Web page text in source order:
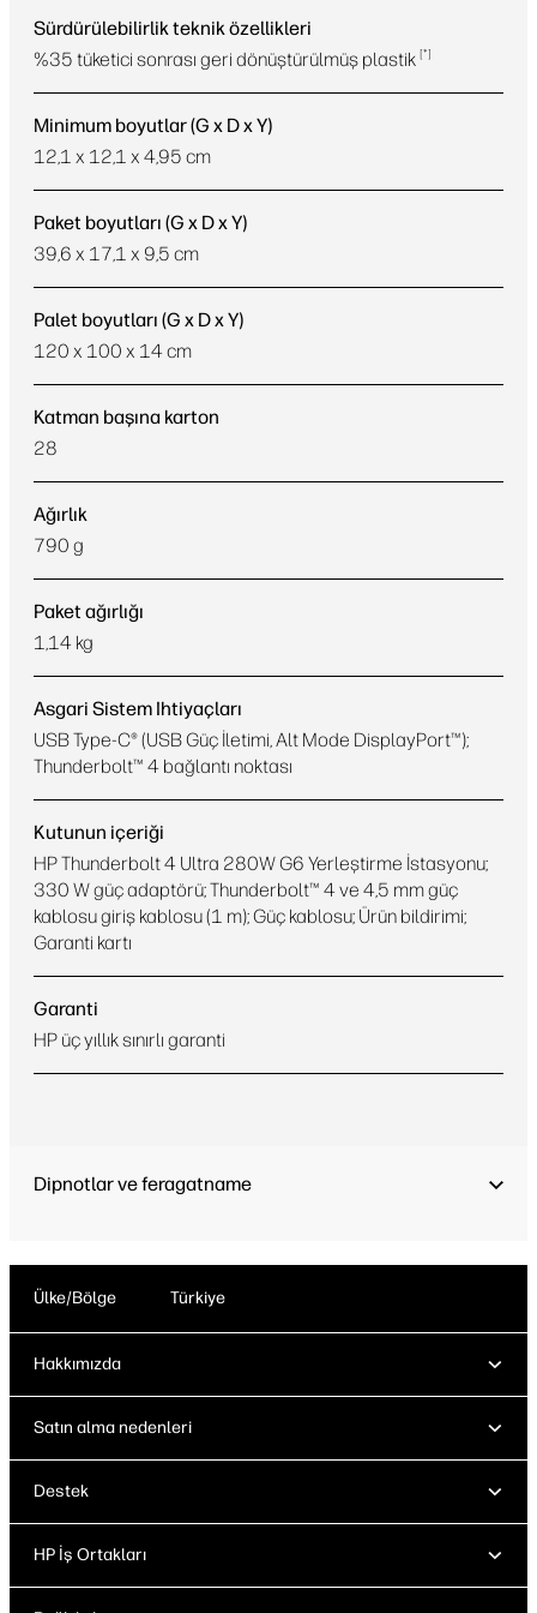
Sürdürülebilirlik teknik özellikleri
%35 tüketici sonrası geri dönüştürülmüş plastik *
Minimum boyutlar (G x D x Y)
12,1 x 12,1 x 4,95 cm
Paket boyutları (G x D x Y)
39,6 x 17,1 x 9,5 cm
Palet boyutları (G x D x Y)
120 x 100 x 14 cm
Katman başına karton
28
Ağırlık
790 g
Paket ağırlığı
1,14 kg
Asgari Sistem Ihtiyaçları
USB Type-C® (USB Güç İletimi, Alt Mode DisplayPort™);
Thunderbolt™ 4 bağlantı noktası
Kutunun içeriği
HP Thunderbolt 4 Ultra 280W G6 Yerleştirme İstasyonu;
330 W güç adaptörü; Thunderbolt™ 4 ve 4,5 mm güç
kablosu giriş kablosu (1 m); Güç kablosu; Ürün bildirimi;
Garanti kartı
Garanti
HP üç yıllık sınırlı garanti
Dipnotlar ve feragatname
Ülke/Bölge Türkiye
Hakkımızda
Satın alma nedenleri
Destek
HP İş Ortakları